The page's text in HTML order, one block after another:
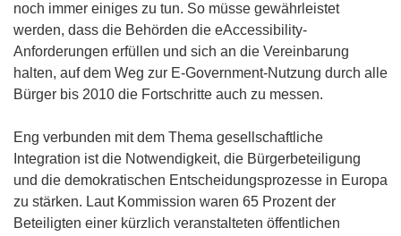
noch immer einiges zu tun. So müsse gewährleistet
werden, dass die Behörden die eAccessibility-
Anforderungen erfüllen und sich an die Vereinbarung
halten, auf dem Weg zur E-Government-Nutzung durch alle
Bürger bis 2010 die Fortschritte auch zu messen.
Eng verbunden mit dem Thema gesellschaftliche
Integration ist die Notwendigkeit, die Bürgerbeteiligung
und die demokratischen Entscheidungsprozesse in Europa
zu stärken. Laut Kommission waren 65 Prozent der
Beteiligten einer kürzlich veranstalteten öffentlichen